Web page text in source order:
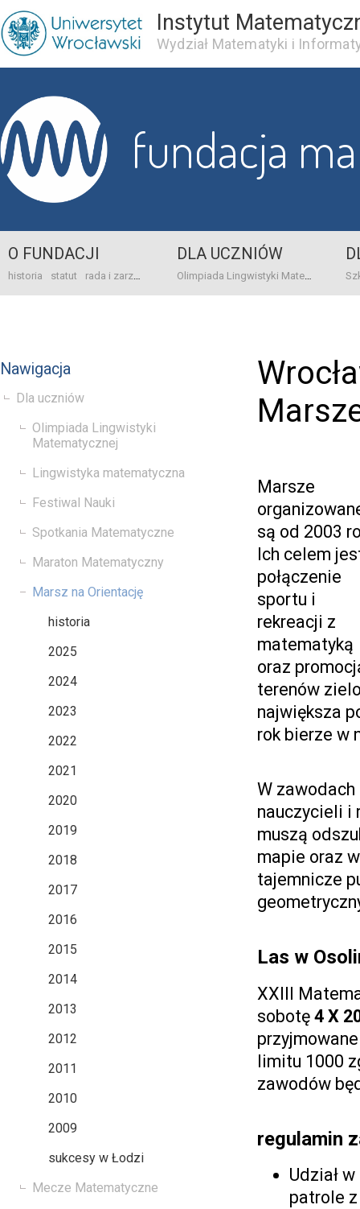
Instytut
Wydział Matematyki i
fundacja
O FUNDACJI
historia statut rada i zarząd dane bankowo-adresowe kontakt
DLA UCZNIÓW
Olimpiada Lingwistyki Matematycznej
Nawigacja
Dla uczniów
Olimpiada Lingwistyki
Matematycznej
Lingwistyka matematyczna
Festiwal Nauki
Spotkania Matematyczne
Maraton Matematyczny
Marsz na Orientację
historia
2025
2024
2023
2022
2021
2020
2019
2018
2017
2016
2015
2014
2013
2012
2011
2010
2009
sukcesy w Łodzi
Mecze Matematyczne
Marsze
są od 2003
Ich celem
połączenie
sportu i
rekreacji z
matematyką
oraz
terenów
największa
rok bierze w
W
nauczycieli i
muszą
mapie oraz
tajemnicze
Las w
XXIII
sobotę 4 X
limitu 1000
zawodów
regulamin
Udział
patrole z